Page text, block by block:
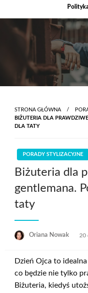
to
content
STRONA GŁÓWNA
BIŻUTERIA DLA
DLA TATY
PORADY STYLIZACYJNE
Biżuteria dla
gentlemana.
taty
Oriana Nowak 20
Dzień Ojca to
co będzie nie tylko
Biżuteria, kiedyś